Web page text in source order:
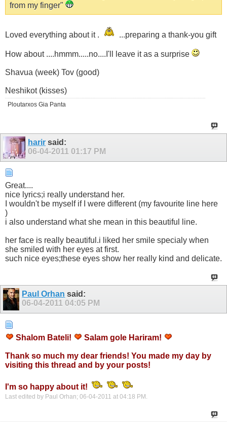
from my finger"
Loved everything about it . ...preparing a thank-you gift
How about ....hmmm.....no....I'll leave it as a surprise
Shavua (week) Tov (good)
Neshikot (kisses)
Ploutarxos Gia Panta
harir said:
06-04-2011 01:17 PM
Great....
nice lyrics;i really understand her.
I wouldn't be myself if I were different (my favourite line here
)
i also understand what she mean in this beautiful line.
her face is really beautiful.i liked her smile specialy when
she smiled with her eyes at first.
such nice eyes;these eyes show her really kind and delicate.
Paul Orhan said:
06-04-2011 04:05 PM
Shalom Bateli! Salam gole Hariram!
Thank so much my dear friends! You made my day by
visiting this thread and by your posts!
I'm so happy about it!
Last edited by Paul Orhan; 06-04-2011 at 04:18 PM .